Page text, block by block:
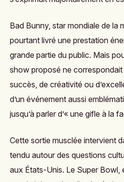
Bad Bunny, star mondiale de la
pourtant livré une prestation
grande partie du public. Mais
show proposé ne
succès, de créativité ou
d’un événement aussi
jusqu’à parler d’« une gifle à la
Cette sortie musclée intervient
tendu autour des questions
aux États-Unis. Le Super Bowl,